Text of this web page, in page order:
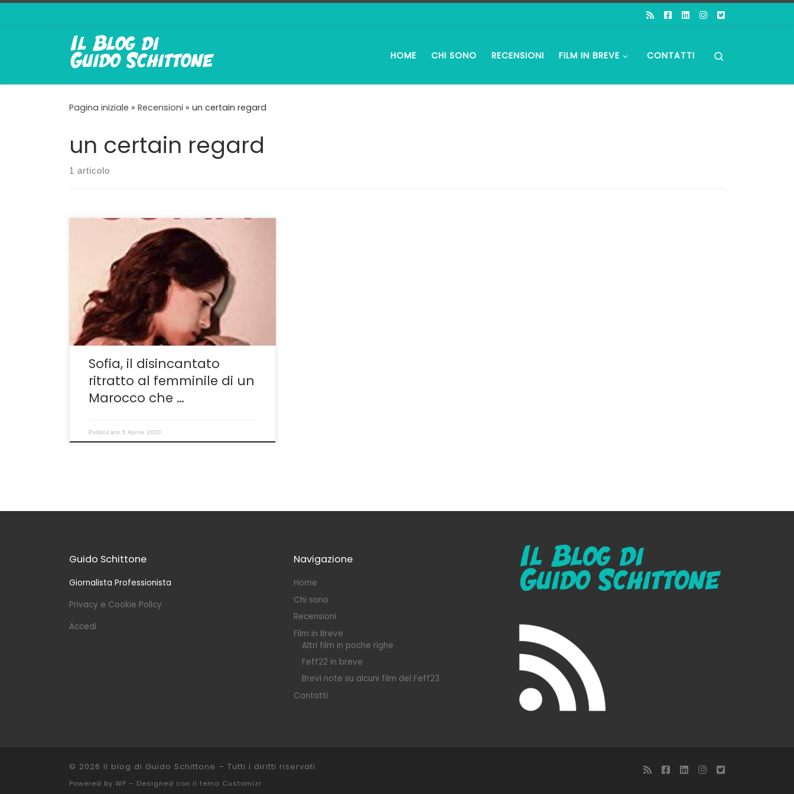
HOME CHI SONO RECENSIONI FILM IN BREVE CONTATTI
Pagina iniziale » Recensioni » un certain regard
un certain regard
1 articolo
FILM femminile e non femminista, Sofia è una
di quelle opere recuperate in questo periodo
di blocco forzato dal cinema teatro Orione di
Bologna per tenere accesa la passione degli
spettatori. È appunto nel non piegarsi alle
logiche della tesi precostituita e della
divisione in bianco-nero delle problematiche
relative al […]
Sofia, il disincantato
ritratto al femminile di un
Marocco che …
Pubblicato5 Aprile 2020
Guido Schittone
Giornalista Professionista
Privacy e Cookie Policy
Accedi
Navigazione
Home
Chi sono
Recensioni
Film in Breve
Altri film in poche righe
Feff22 in breve
Brevi note su alcuni film del Feff23
Contatti
© 2026 Il blog di Guido Schittone – Tutti i diritti riservati
Powered by WP – Designed con il tema Customizr